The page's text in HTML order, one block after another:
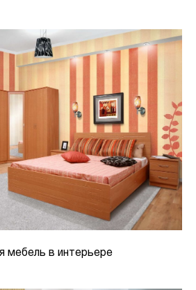
мебель в интерьере